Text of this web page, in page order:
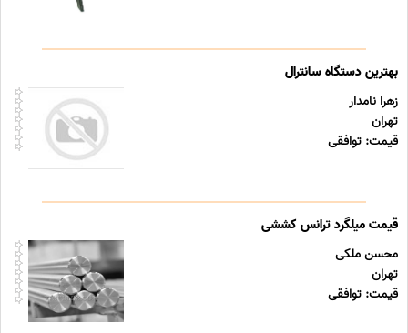
بهترین دستگاه سانترال
زهرا نامدار
تهران
قیمت: توافقی
قیمت میلگرد ترانس کششی
محسن ملکی
تهران
قیمت: توافقی